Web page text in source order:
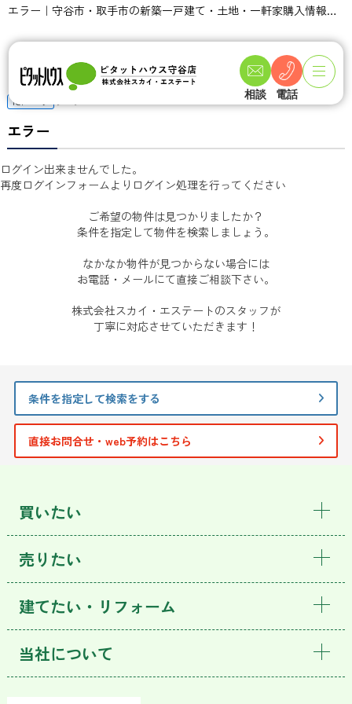
エラー｜守谷市・取手市の新築一戸建て・土地・一軒家購入情報ならピタットハウス守谷店 スカイ・エステート
相談 電話
TOPページ
エラー
ログイン出来ませんでした。
再度ログインフォームよりログイン処理を行ってください
ご希望の物件は見つかりましたか？
条件を指定して物件を検索しましょう。
なかなか物件が見つからない場合には
お電話・メールにて直接ご相談下さい。
株式会社スカイ・エステートのスタッフが
丁寧に対応させていただきます！
条件を指定して検索をする
直接お問合せ・web予約はこちら
買いたい
売りたい
建てたい・リフォーム
当社について